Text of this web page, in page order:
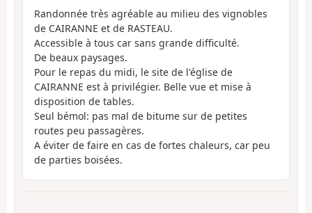
Randonnée très agréable au milieu des vignobles
de CAIRANNE et de RASTEAU.
Accessible à tous car sans grande difficulté.
De beaux paysages.
Pour le repas du midi, le site de l'église de
CAIRANNE est à privilégier. Belle vue et mise à
disposition de tables.
Seul bémol: pas mal de bitume sur de petites
routes peu passagères.
A éviter de faire en cas de fortes chaleurs, car peu
de parties boisées.